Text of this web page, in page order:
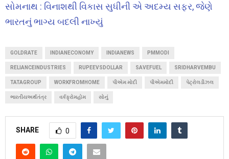
સોમનાથ : વિનાશથી વિકાસ સુધીની એ અદમ્ય સફર, જેણે
ભારતનું ભાગ્ય બદલી નાખ્યું
GOLDRATE INDIANECONOMY INDIANEWS PMMODI
RELIANCEINDUSTRIES RUPEEVSDOLLAR SAVEFUEL SRIDHARVEMBU
TATAGROUP WORKFROMHOME પીએમ મોદી પીએમમોદી પેટ્રોલડીઝલ
ભારતીયઅર્થતંત્ર વર્કફ્રોમહોમ સોનું
SHARE 0